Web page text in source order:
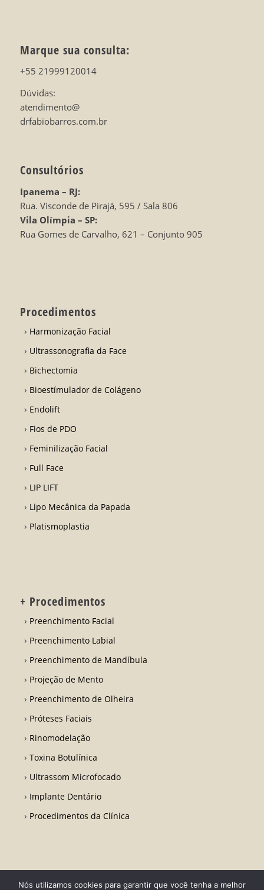
Marque sua consulta:
+55 21999120014
Dúvidas:
atendimento@
drfabiobarros.com.br
Consultórios
Ipanema – RJ:
Rua. Visconde de Pirajá, 595 / Sala 806
Vila Olímpia – SP:
Rua Gomes de Carvalho, 621 – Conjunto 905
Procedimentos
Harmonização Facial
Ultrassonografia da Face
Bichectomia
Bioestímulador de Colágeno
Endolift
Fios de PDO
Feminilização Facial
Full Face
LIP LIFT
Lipo Mecânica da Papada
Platismoplastia
+ Procedimentos
Preenchimento Facial
Preenchimento Labial
Preenchimento de Mandíbula
Projeção de Mento
Preenchimento de Olheira
Próteses Faciais
Rinomodelação
Toxina Botulínica
Ultrassom Microfocado
Implante Dentário
Procedimentos da Clínica
Nós utilizamos cookies para garantir que você tenha a melhor